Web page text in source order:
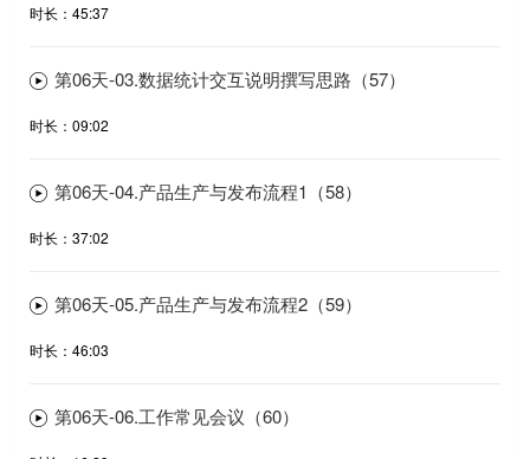
时长：45:37
第06天-03.数据统计交互说明撰写思路（57）
时长：09:02
第06天-04.产品生产与发布流程1（58）
时长：37:02
第06天-05.产品生产与发布流程2（59）
时长：46:03
第06天-06.工作常见会议（60）